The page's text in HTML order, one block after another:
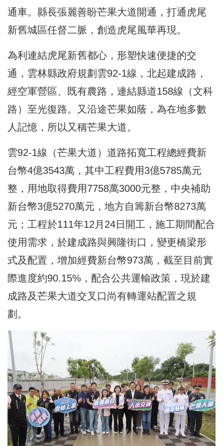
通車。縣長張麗善盼芒果大道開通，打通虎尾
新舊城區任督二脈，創造虎尾風華再現。
為利連結虎尾新舊都心，形塑快速便捷的交
通，雲林縣政府規劃雲92-1線，北起建成路，
經空軍營區、既有農路，連結縣道158線（文科
路）至光復路。又沿途芒果如蔭，為在地多數
人記憶，所以又稱芒果大道。
雲92-1線（芒果大道）道路拓寬工程總經費新
台幣4億3543萬，其中工程費用3億5785萬元
整，用地取得費用7758萬3000元整，中央補助
新台幣3億5270萬元，地方自籌新台幣8273萬
元；工程於111年12月24日開工，施工期間配合
使用需求，於建成路與興隆街口，變更橋梁形
式及配置，增加經費新台幣973萬，截至目前實
際進度約90.15%，配合公共運輸政策，現於建
成路及芒果大道交叉口尚有轉運站配置之規
劃。